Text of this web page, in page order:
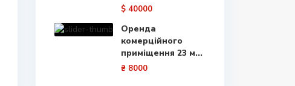
$ 40000
Оренда
комерційного
приміщення 23 м...
₴ 8000